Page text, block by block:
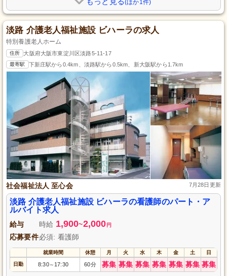
(ほか1件)
淡路 介護老人福祉施設 ビハーラの求人
特別養護老人ホーム
住所 大阪府大阪市東淀川区淡路5-11-17
最寄駅 下新庄駅から0.4km、淡路駅から0.5km、新大阪駅から1.7km
社会福祉法人 至心会 7月28日更新
淡路 介護老人福祉施設 ビハーラの看護師のパート・ア
ルバイト求人
給与 時給 1,900~2,000 円
応募要件必須: 看護師
就業時間 休憩 月 火 水 木 金 土 日
日勤 8:30～ 17:30 60分 募集 募集 募集 募集 募集 募集 募集